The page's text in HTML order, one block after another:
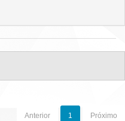
Anterior 1 Próximo